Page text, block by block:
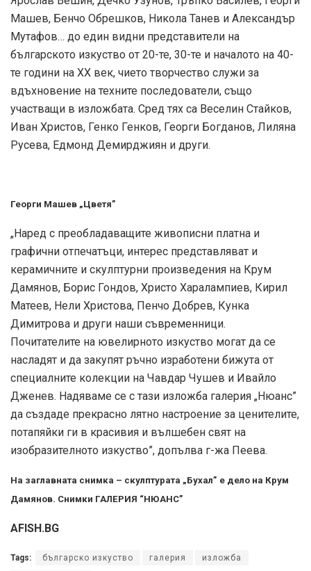
Машев, Бенчо Обрешков, Никола Танев и Александър
Мутафов… до един видни представители на
българското изкуство от 20-те, 30-те и началото на 40-
те години на ХХ век, чието творчество служи за
вдъхновение на техните последователи, също
участващи в изложбата. Сред тях са Веселин Стайков,
Иван Христов, Генко Генков, Георги Богданов, Лиляна
Русева, Едмонд Демирджиян и други.
Георги Машев „Цветя”
„Наред с преобладаващите живописни платна и
графични отпечатъци, интерес представляват и
керамичните и скулптурни произведения на Крум
Дамянов, Борис Гондов, Христо Харалампиев, Кирил
Матеев, Нели Христова, Пенчо Добрев, Кунка
Димитрова и други наши съвременници.
Почитателите на ювелирното изкуство могат да се
насладят и да закупят ръчно изработени бижута от
специалните колекции на Чавдар Чушев и Ивайло
Дженев. Надяваме се с тази изложба галерия „Нюанс”
да създаде прекрасно лятно настроение за ценителите,
потапяйки ги в красивия и вълшебен свят на
изобразителното изкуство”, допълва г-жа Пеева.
На заглавната снимка – скулптурата „Бухал” е дело на Крум
Дамянов. Снимки ГАЛЕРИЯ “НЮАНС”
AFISH.BG
Tags: българско изкуство галерия изложба